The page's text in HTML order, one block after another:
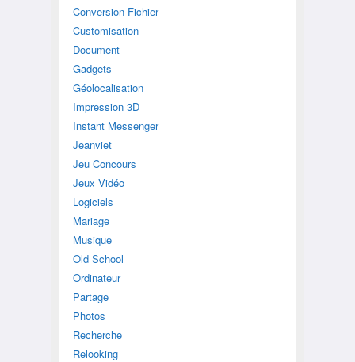
Conversion Fichier
Customisation
Document
Gadgets
Géolocalisation
Impression 3D
Instant Messenger
Jeanviet
Jeu Concours
Jeux Vidéo
Logiciels
Mariage
Musique
Old School
Ordinateur
Partage
Photos
Recherche
Relooking